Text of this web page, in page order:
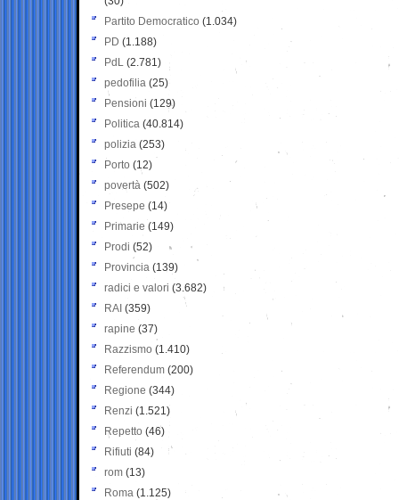
Partito Democratico (1.034)
PD (1.188)
PdL (2.781)
pedofilia (25)
Pensioni (129)
Politica (40.814)
polizia (253)
Porto (12)
povertà (502)
Presepe (14)
Primarie (149)
Prodi (52)
Provincia (139)
radici e valori (3.682)
RAI (359)
rapine (37)
Razzismo (1.410)
Referendum (200)
Regione (344)
Renzi (1.521)
Repetto (46)
Rifiuti (84)
rom (13)
Roma (1.125)